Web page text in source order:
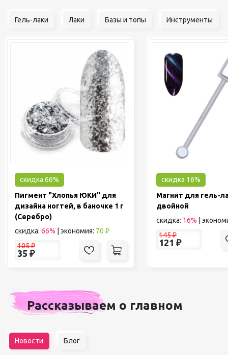
Гель-лаки Лаки Базы и топы Инструменты
скидка 66%
Пигмент "Хлопья ЮКИ" для
дизайна ногтей, в баночке 1 г
(Серебро)
скидка: 66% экономия: 70 ₽
105₽
35 ₽
скидка 16%
Магнит для гель-
двойной
скидка: 16%
145₽
121 ₽
Рассказываем о главном
Новости Блог